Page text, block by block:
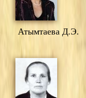
Атымтаева Д.Э.